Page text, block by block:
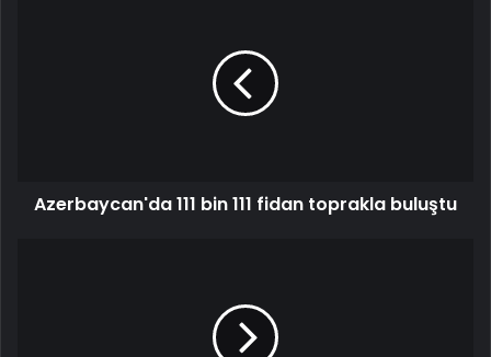
Azerbaycan'da 111 bin 111 fidan toprakla buluştu